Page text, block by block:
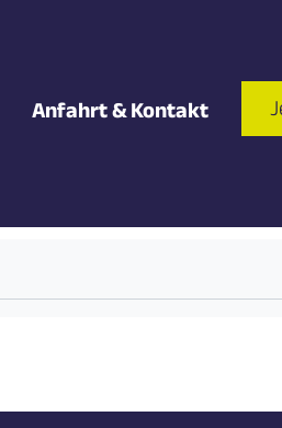
Anfahrt & Kontakt